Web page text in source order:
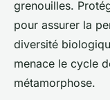
grenouilles.
pour assurer la
diversité
menace le cycle
métamorphose.